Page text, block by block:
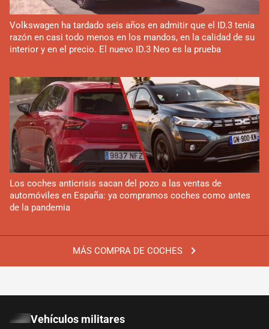
MÁS COMPRA DE COCHES
Volkswagen ha tardado seis años en admitir que el ID.3 tenía
razón en casi todo menos en los mandos, en la calidad de su
interior y en el precio. El nuevo ID.3 Neo es la prueba
Los coches anticrisis sacan del pozo a las ventas de
automóviles en España: ya compramos coches como antes
de la pandemia
Vehículos militares